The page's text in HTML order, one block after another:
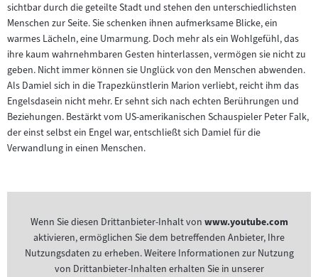
sichtbar durch die geteilte Stadt und stehen den unterschiedlichsten
Menschen zur Seite. Sie schenken ihnen aufmerksame Blicke, ein
warmes Lächeln, eine Umarmung. Doch mehr als ein Wohlgefühl, das
ihre kaum wahrnehmbaren Gesten hinterlassen, vermögen sie nicht zu
geben. Nicht immer können sie Unglück von den Menschen abwenden.
Als Damiel sich in die Trapezkünstlerin Marion verliebt, reicht ihm das
Engelsdasein nicht mehr. Er sehnt sich nach echten Berührungen und
Beziehungen. Bestärkt vom US-amerikanischen Schauspieler Peter Falk,
der einst selbst ein Engel war, entschließt sich Damiel für die
Verwandlung in einen Menschen.
Wenn Sie diesen Drittanbieter-Inhalt von www.youtube.com
aktivieren, ermöglichen Sie dem betreffenden Anbieter, Ihre
Nutzungsdaten zu erheben. Weitere Informationen zur Nutzung
von Drittanbieter-Inhalten erhalten Sie in unserer